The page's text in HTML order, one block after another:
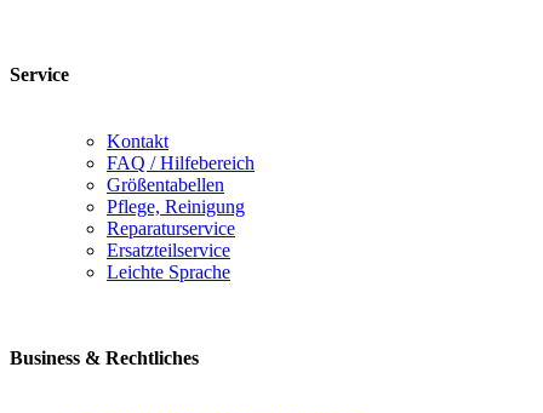
Service
Kontakt
FAQ / Hilfebereich
Größentabellen
Pflege, Reinigung
Reparaturservice
Ersatzteilservice
Leichte Sprache
Business & Rechtliches